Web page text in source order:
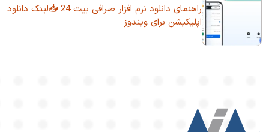
راهنمای دانلود نرم افزار صرافی بیت 24 📥لینک دانلود
اپلیکیشن برای ویندوز